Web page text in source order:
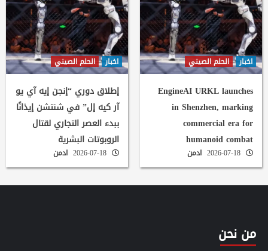
اخبار الحلم الصيني
EngineAI URKL launches
in Shenzhen, marking
commercial era for
humanoid combat
ادمن
اخبار الحلم الصيني
إطلاق دوري “إنجن إيه آي يو
آر كيه إل” في شنتشن إيذانًا
ببدء العصر التجاري لقتال
الروبوتات البشرية
ادمن
من نحن